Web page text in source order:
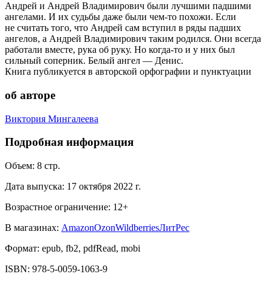
Андрей и Андрей Владимирович были лучшими падшими
ангелами. И их судьбы даже были чем-то похожи. Если
не считать того, что Андрей сам вступил в ряды падших
ангелов, а Андрей Владимирович таким родился. Они всегда
работали вместе, рука об руку. Но когда-то и у них был
сильный соперник. Белый ангел — Денис.
Книга публикуется в авторской орфографии и пунктуации
об авторе
Виктория Мингалеева
Подробная информация
Объем: 8 стр.
Дата выпуска: 17 октября 2022 г.
Возрастное ограничение: 12+
В магазинах: AmazonOzonWildberriesЛитРес
Формат: epub, fb2, pdfRead, mobi
ISBN: 978-5-0059-1063-9